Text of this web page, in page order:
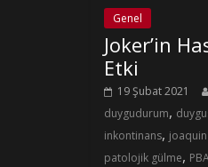
Genel
Joker’in
Etki
19 Şubat 2021
duygudurum,
inkontinans,
patolojik gülme,